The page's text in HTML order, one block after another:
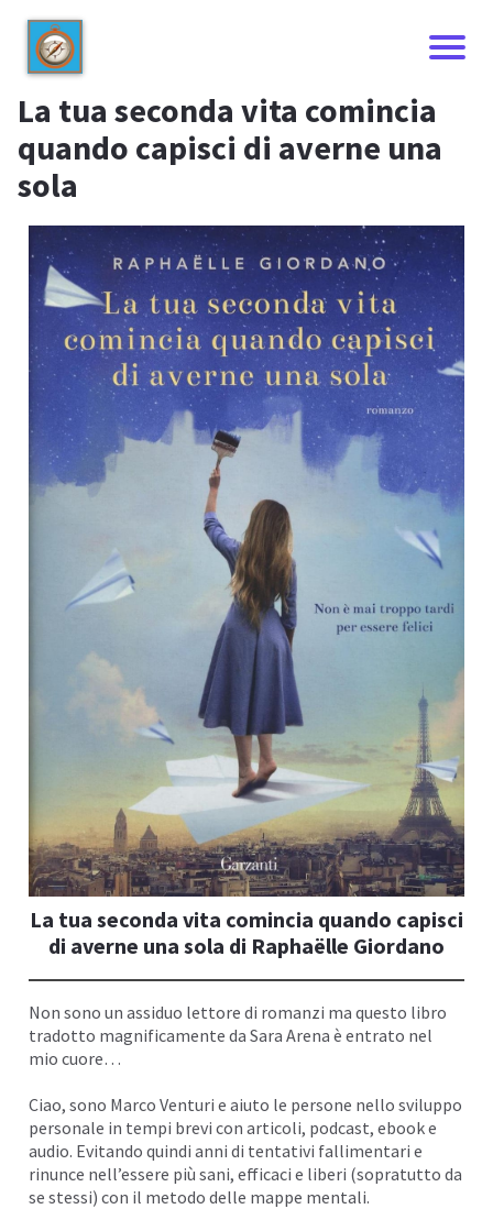
La tua seconda vita comincia
quando capisci di averne una
sola
La tua seconda vita comincia quando capisci
di averne una sola di Raphaëlle Giordano
Non sono un assiduo lettore di romanzi ma questo libro
tradotto magnificamente da Sara Arena è entrato nel
mio cuore…
Ciao, sono Marco Venturi e aiuto le persone nello sviluppo
personale in tempi brevi con articoli, podcast, ebook e
audio. Evitando quindi anni di tentativi fallimentari e
rinunce nell’essere più sani, efficaci e liberi (sopratutto da
se stessi) con il metodo delle mappe mentali.